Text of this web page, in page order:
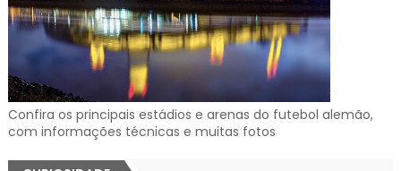
Confira os principais estádios e arenas do futebol alemão,
com informações técnicas e muitas fotos